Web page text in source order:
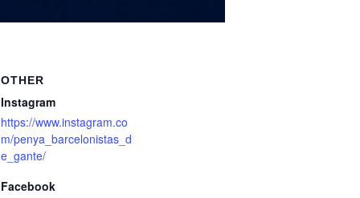
OTHER
Instagram
https://www.instagram.co
m/penya_barcelonistas_d
e_gante/
Facebook